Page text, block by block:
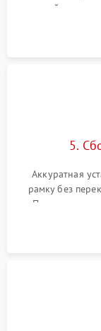
хрупкой
5.
Аккуратная
рамку без
Подключение
Сброс